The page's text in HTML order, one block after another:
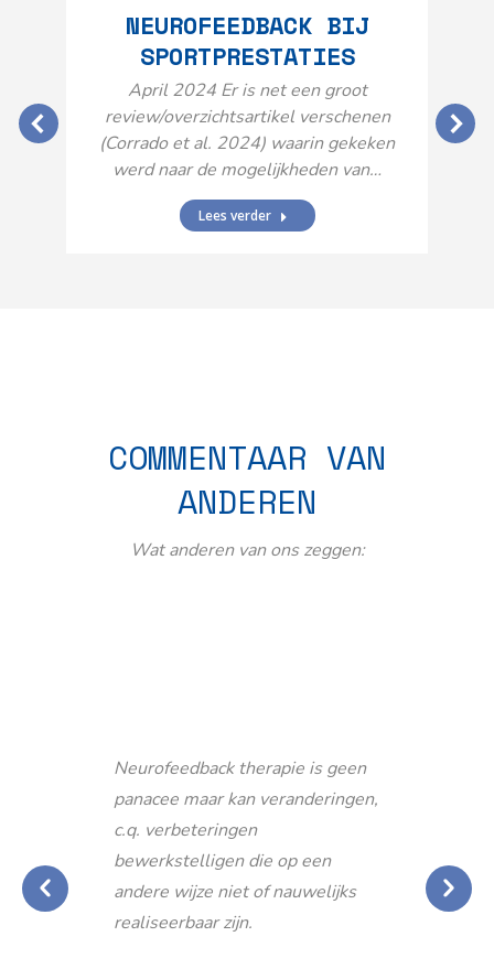
NEUROFEEDBACK BIJ
SPORTPRESTATIES
April 2024 Er is net een groot
review/overzichtsartikel verschenen
(Corrado et al. 2024) waarin gekeken
werd naar de mogelijkheden van…
Lees verder
COMMENTAAR VAN
ANDEREN
Wat anderen van ons zeggen:
Neurofeedback therapie is geen
panacee maar kan veranderingen,
c.q. verbeteringen
bewerkstelligen die op een
andere wijze niet of nauwelijks
realiseerbaar zijn.